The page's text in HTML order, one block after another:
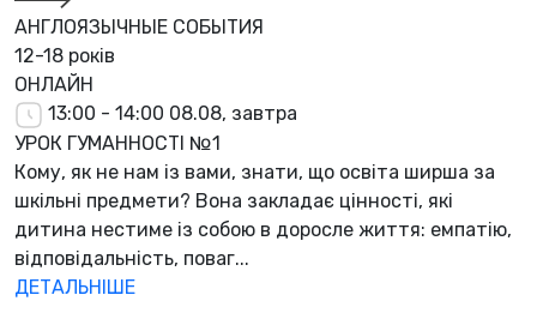
АНГЛОЯЗЫЧНЫЕ СОБЫТИЯ
12-18 років
ОНЛАЙН
13:00 - 14:00 08.08, завтра
УРОК ГУМАННОСТІ №1
Кому, як не нам із вами, знати, що освіта ширша за
шкільні предмети? Вона закладає цінності, які
дитина нестиме із собою в доросле життя: емпатію,
відповідальність, поваг...
ДЕТАЛЬНІШЕ